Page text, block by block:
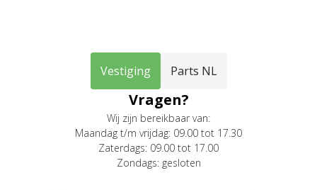
Vestiging Parts NL
Vragen?
Wij zijn bereikbaar van:
Maandag t/m vrijdag: 09.00 tot 17.30
Zaterdags: 09.00 tot 17.00
Zondags: gesloten